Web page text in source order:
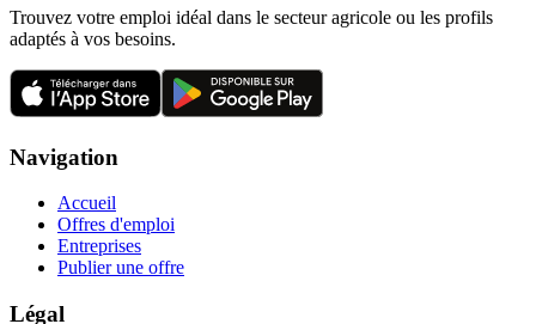
Trouvez votre emploi idéal dans le secteur agricole ou les profils
adaptés à vos besoins.
Navigation
Accueil
Offres d'emploi
Entreprises
Publier une offre
Légal